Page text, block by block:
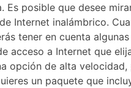
Es posible que desee
Internet inalámbrico.
tener en cuenta algunas
acceso a Internet que
opción de alta velocidad,
un paquete que